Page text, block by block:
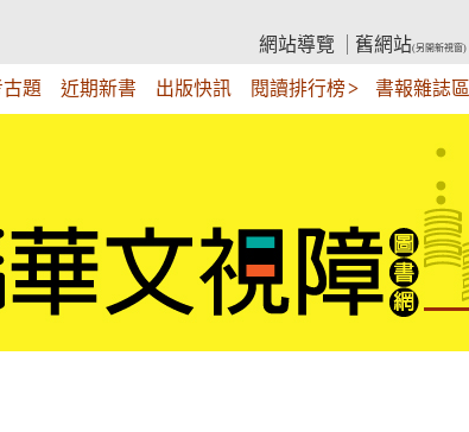
網站導覽
舊網站(另開新視窗)
題 近期新書 出版快訊 閱讀排行榜 書報雜誌區